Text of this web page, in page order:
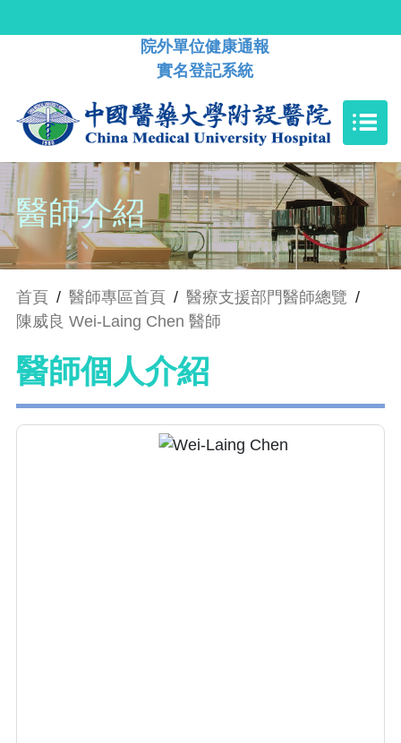
院外單位健康通報
實名登記系統
醫師介紹
首頁 / 醫師專區首頁 / 醫療支援部門醫師總覽 /
陳威良 Wei-Laing Chen 醫師
醫師個人介紹